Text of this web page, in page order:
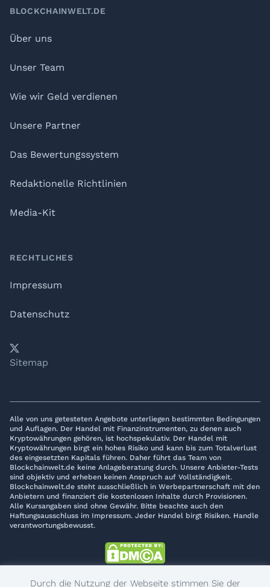
BLOCKCHAINWELT.DE
Über uns
Unser Team
Wie wir Geld verdienen
Unsere Partner
Das Bewertungssystem
Redaktionelle Richtlinien
Media-Kit
RECHTLICHES
Impressum
Datenschutz
YouTube
𝕏 LinkedIn
Telegram
Sitemap
Alle von uns getesteten Angebote unterliegen bestimmten Bedingungen
und Auflagen. Der Handel mit Finanzinstrumenten, zu denen auch
Kryptowährungen gehören, ist hochspekulativ. Der Handel mit
Kryptowährungen birgt ein hohes Risiko und kann bis zum Totalverlust
des eingesetzten Kapitals führen. Daher führt das Team von
Blockchainwelt.de keine Anlageberatung durch. Unsere Anbieter-Tests
sind objektiv und erheben keinen Anspruch auf Vollständigkeit.
Blockchainwelt.de steht ausschließlich in Werbepartnerschaft mit den
Anbietern und finanziert die kostenlosen Inhalte durch Provisionen.
Alle Kursangaben sind ohne Gewähr. Bitte beachte auch den
Haftungsausschluss im Impressum. Jeder Handel birgt Risiken. Handle
verantwortungsbewusst.
Durch die Nutzung der Webseite stimmen Sie der